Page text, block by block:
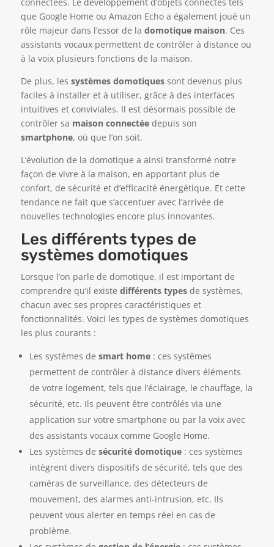
que Google Home ou Amazon Echo a également joué un
rôle majeur dans l’essor de la domotique maison. Ces
assistants vocaux permettent de contrôler à distance ou
à la voix plusieurs fonctions de la maison.
De plus, les systèmes domotiquessont devenus plus
faciles à installer et à utiliser, grâce à des interfaces
intuitives et conviviales. Il est désormais possible de
contrôler sa maison connectéedepuis son
smartphone, où que l’on soit.
L’évolution de la domotique a ainsi transformé notre
façon de vivre à la maison, en apportant plus de
confort, de sécurité et d’efficacité énergétique. Et cette
tendance ne fait que s’accentuer avec l’arrivée de
nouvelles technologies encore plus innovantes.
Les différents types de
systèmes domotiques
Lorsque l’on parle de domotique, il est important de
comprendre qu’il existe différents typesde systèmes,
chacun avec ses propres caractéristiques et
fonctionnalités. Voici les types de systèmes domotiques
les plus courants :
Les systèmes de smart home: ces systèmes
permettent de contrôler à distance divers éléments
de votre logement, tels que l’éclairage, le chauffage, la
sécurité, etc. Ils peuvent être contrôlés via une
application sur votre smartphone ou par la voix avec
des assistants vocaux comme Google Home.
Les systèmes de sécurité domotique: ces systèmes
intègrent divers dispositifs de sécurité, tels que des
caméras de surveillance, des détecteurs de
mouvement, des alarmes anti-intrusion, etc. Ils
peuvent vous alerter en temps réel en cas de
problème.